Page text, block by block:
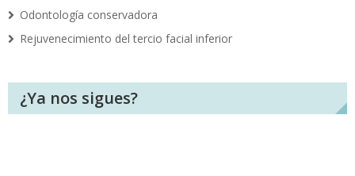
Odontología conservadora
Rejuvenecimiento del tercio facial inferior
¿Ya nos sigues?